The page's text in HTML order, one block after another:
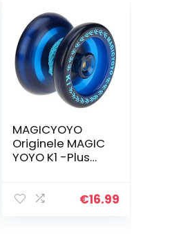
MAGICYOYO
Originele MAGIC
YOYO K1 -Plus
Beginners Yoyos
€16.99